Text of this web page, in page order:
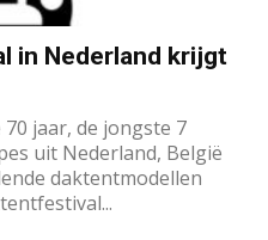
in Nederland krijgt
jaar, de jongste 7
uit Nederland, België
daktentmodellen